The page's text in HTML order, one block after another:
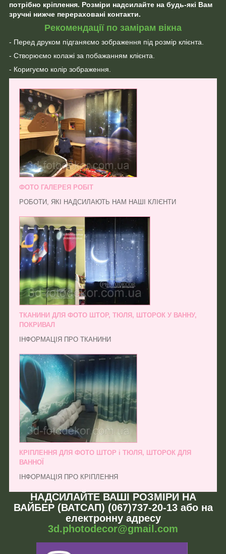
потрібно кріплення. Розміри надсилайте на будь-які Вам
зручні нижче перераховані контакти.
Рекомендації по замірам вікна
- Перед друком підганяємо зображення під розмір клієнта.
- Створюємо колажі за побажанням клієнта.
- Коригуємо колір зображення.
ФОТО ГАЛЕРЕЯ РОБІТ
РОБОТИ, ЯКІ НАДСИЛАЮТЬ НАМ НАШІ КЛІЄНТИ
ТКАНИНИ ДЛЯ ФОТО ШТОР, ТЮЛЯ, ШТОРОК У ВАННУ,
ПОКРИВАЛ
ІНФОРМАЦІЯ ПРО ТКАНИНИ
КРІПЛЕННЯ ДЛЯ ФОТО ШТОР і ТЮЛЯ, ШТОРОК ДЛЯ
ВАННОЇ
ІНФОРМАЦІЯ ПРО КРІПЛЕННЯ
НАДСИЛАЙТЕ ВАШІ РОЗМІРИ НА
ВАЙБЕР (ВАТСАП) (067)737-20-13 або на
електронну адресу
3d.photodecor@gmail.com